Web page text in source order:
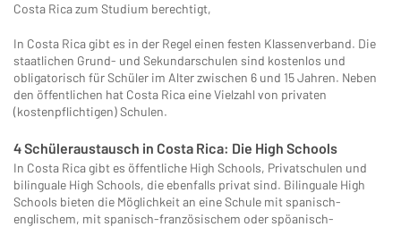
Costa Rica zum Studium berechtigt,
In Costa Rica gibt es in der Regel einen festen Klassenverband. Die
staatlichen Grund- und Sekundarschulen sind kostenlos und
obligatorisch für Schüler im Alter zwischen 6 und 15 Jahren. Neben
den öffentlichen hat Costa Rica eine Vielzahl von privaten
(kostenpflichtigen) Schulen.
4 Schüleraustausch in Costa Rica: Die High Schools
In Costa Rica gibt es öffentliche High Schools, Privatschulen und
bilinguale High Schools, die ebenfalls privat sind. Bilinguale High
Schools bieten die Möglichkeit an eine Schule mit spanisch-
englischem, mit spanisch-französischem oder spöanisch-